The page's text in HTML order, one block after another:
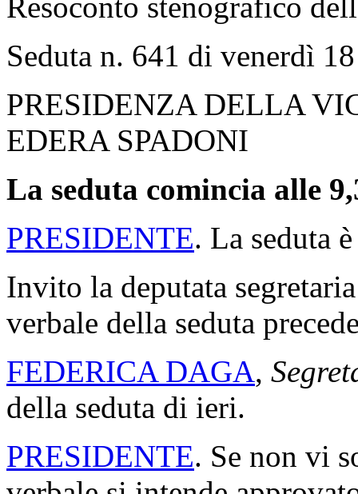
Seduta n. 641 di venerdì
PRESIDENZA DELLA
EDERA SPADONI
La seduta comincia alle
PRESIDENTE. La seduta
Invito la deputata
verbale della seduta
FEDERICA DAGA,
della seduta di ieri.
PRESIDENTE. Se non vi